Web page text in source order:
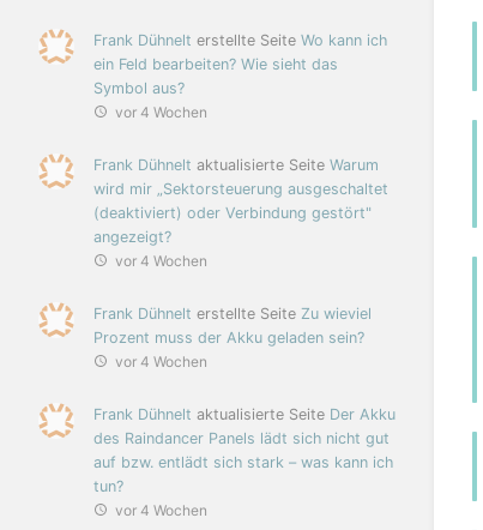
Frank Dühnelt erstellte Seite Wo kann ich
ein Feld bearbeiten? Wie sieht das
Symbol aus?
vor 4 Wochen
Frank Dühnelt aktualisierte Seite Warum
wird mir „Sektorsteuerung ausgeschaltet
(deaktiviert) oder Verbindung gestört"
angezeigt?
vor 4 Wochen
Frank Dühnelt erstellte Seite Zu wieviel
Prozent muss der Akku geladen sein?
vor 4 Wochen
Frank Dühnelt aktualisierte Seite Der Akku
des Raindancer Panels lädt sich nicht gut
auf bzw. entlädt sich stark – was kann ich
tun?
vor 4 Wochen